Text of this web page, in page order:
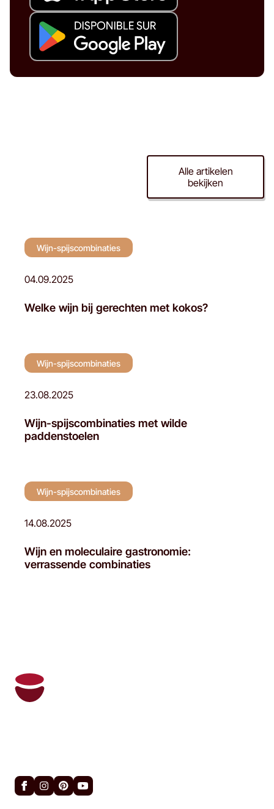
Alle artikelen
bekijken
Wijn-spijscombinaties
04.09.2025
Welke wijn bij gerechten met kokos?
Wijn-spijscombinaties
23.08.2025
Wijn-spijscombinaties met wilde
paddenstoelen
Wijn-spijscombinaties
14.08.2025
Wijn en moleculaire gastronomie:
verrassende combinaties